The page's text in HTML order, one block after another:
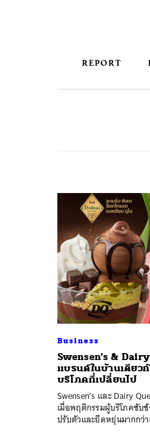
REPORT
Business
Swensen’s &
แบรนด์ในบ้านเดียว
บริโภคที่เปลี่ยนไป
Swensen’s และ Dairy
เมื่อพฤติกรรมผู้บริโภคซับ
ปรับตัวและยืดหยุ่นมากกว่า